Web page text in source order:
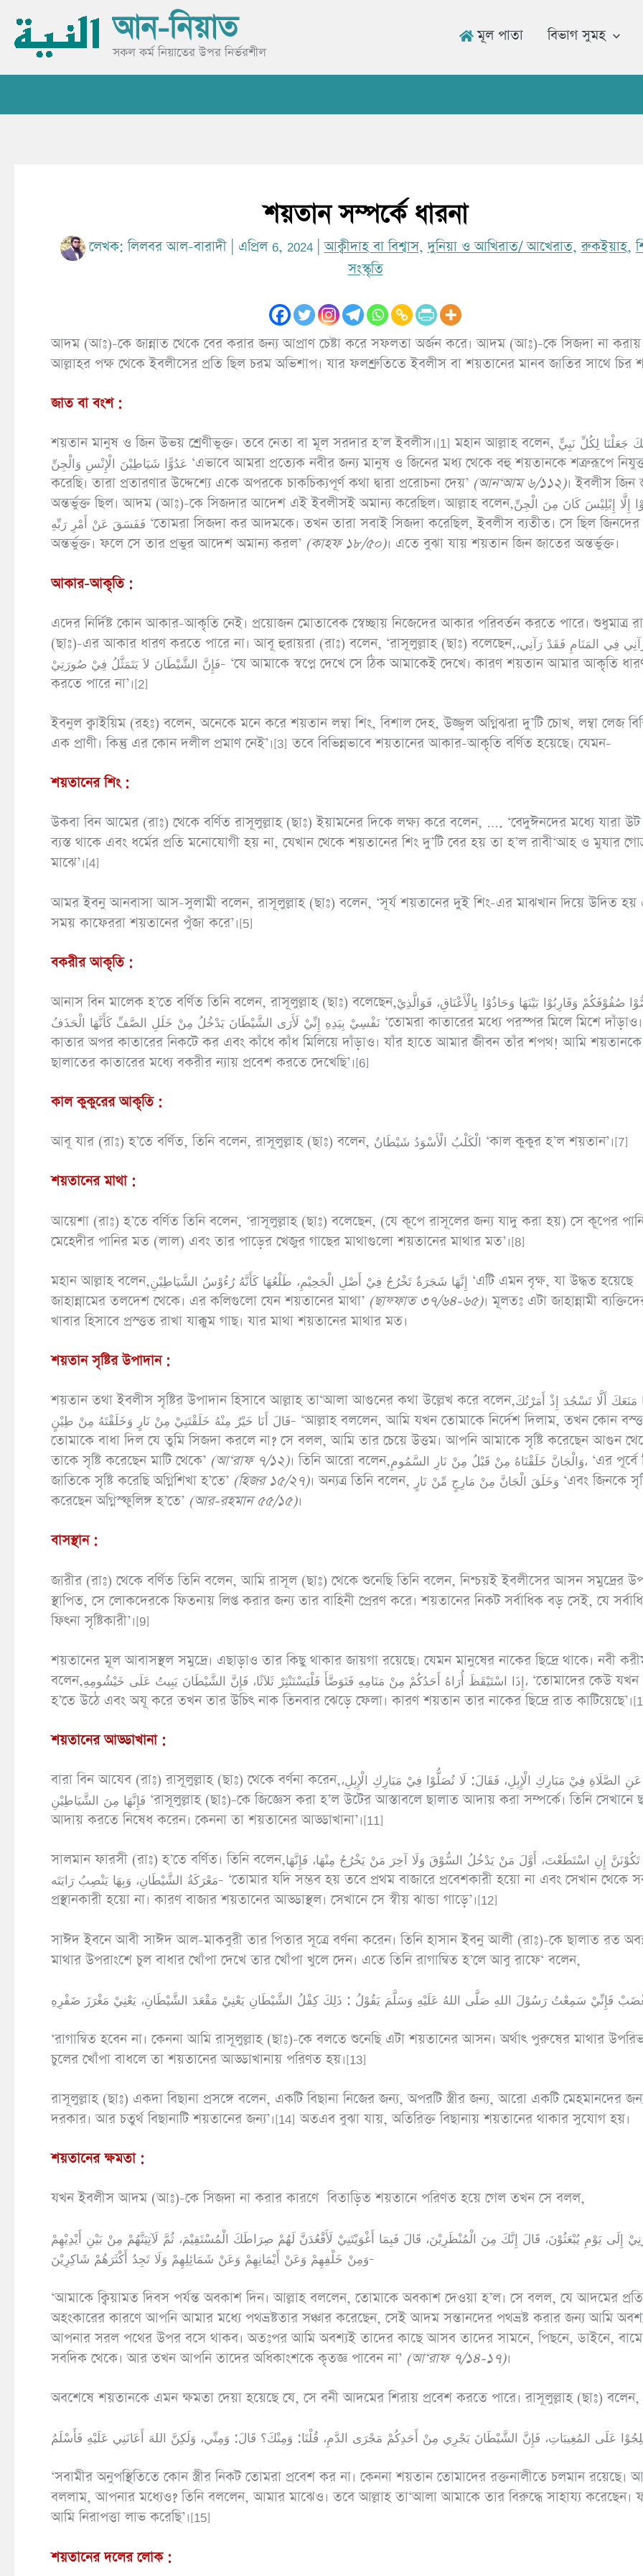
content
আন-নিয়াত
সকল কর্ম নিয়াতের উপর নির্ভরশীল
মূল পাতা বিভাগ সুমহ
শয়তান সম্পর্কে ধারনা
লেখক: লিলবর আল-বারাদী এপ্রিল 6, 2024 |আক্বীদাহ বা বিশ্বাস,দুনিয়া ও আখিরাত/ আখেরাত, রুকইয়াহ,
সংস্কৃতি
আদম (আঃ)-কে জান্নাত থেকে বের করার জন্য আপ্রাণ চেষ্টা করে সফলতা অর্জন করে। আদম (আঃ)-কে সিজদা না
আল্লাহর পক্ষ থেকে ইবলীসের প্রতি ছিল চরম অভিশাপ। যার ফলশ্রুতিতে ইবলীস বা শয়তানের মানব জাতির সাথে চির
জাত বা বংশ :
শয়তান মানুষ ও জিন উভয় শ্রেণীভুক্ত। তবে নেতা বা মূল সরদার হ’ল ইবলীস।[1] মহান আল্লাহ বলেন, وَكَذَلِكَ جَعَلْنَا لِكُلِّ نَبِيٍّ
عَدُوًّا شَيَاطِيْنَ الْإِنْسِ وَالْجِنِّ ‘এভাবে আমরা প্রত্যেক নবীর জন্য মানুষ ও জিনের মধ্য থেকে বহু শয়তানকে শত্রুরূপে নিযুক্ত
করেছি। তারা প্রতারণার উদ্দেশ্যে একে অপরকে চাকচিক্যপূর্ণ কথা দ্বারা প্ররোচনা দেয়’ (আন‘আম ৬/১১২)। ইবলীস জিন
অন্তর্ভুক্ত ছিল। আদম (আঃ)-কে সিজদার আদেশ এই ইবলীসই অমান্য করেছিল। আল্লাহ বলেন,فَسَجَدُوْا إِلَّا إِبْلِيْسَ كَانَ مِنَ الْجِنِّ
فَفَسَقَ عَنْ أَمْرِ رَبِّهِ ‘তোমরা সিজদা কর আদমকে। তখন তারা সবাই সিজদা করেছিল, ইবলীস ব্যতীত। সে ছিল জিনদের
অন্তর্ভুক্ত। ফলে সে তার প্রভুর আদেশ অমান্য করল’ (কাহফ ১৮/৫০)। এতে বুঝা যায় শয়তান জিন জাতের অন্তর্ভুক্ত।
আকার-আকৃতি :
এদের নির্দিষ্ট কোন আকার-আকৃতি নেই। প্রয়োজন মোতাবেক স্বেচ্ছায় নিজেদের আকার পরিবর্তন করতে পারে। শুধুমাত্র
(ছাঃ)-এর আকার ধারণ করতে পারে না। আবূ হুরায়রা (রাঃ) বলেন, ‘রাসূলুল্লাহ (ছাঃ) বলেছেন,وَمَنْ رَآنِي فِي المَنَامِ فَقَدْ رَآنِي،
فَإِنَّ الشَّيْطَانَ لاَ يَتَمَثَّلُ فِيْ صُورَتِيْ- ‘যে আমাকে স্বপ্নে দেখে সে ঠিক আমাকেই দেখে। কারণ শয়তান আমার আকৃতি ধারণ
করতে পারে না’।[2]
ইবনুল ক্বাইয়িম (রহঃ) বলেন, অনেকে মনে করে শয়তান লম্বা শিং, বিশাল দেহ, উজ্জ্বল অগ্নিঝরা দু’টি চোখ, লম্বা লেজ
এক প্রাণী। কিন্তু এর কোন দলীল প্রমাণ নেই’।[3] তবে বিভিন্নভাবে শয়তানের আকার-আকৃতি বর্ণিত হয়েছে। যেমন-
শয়তানের শিং :
উকবা বিন আমের (রাঃ) থেকে বর্ণিত রাসূলুল্লাহ (ছাঃ) ইয়ামনের দিকে লক্ষ্য করে বলেন, …. ‘বেদুঈনদের মধ্যে যারা উট
ব্যস্ত থাকে এবং ধর্মের প্রতি মনোযোগী হয় না, যেখান থেকে শয়তানের শিং দু’টি বের হয় তা হ’ল রাবী‘আহ ও মুযার
মাঝে’।[4]
আমর ইবনু আনবাসা আস-সুলামী বলেন, রাসূলুল্লাহ (ছাঃ) বলেন, ‘সূর্য শয়তানের দুই শিং-এর মাঝখান দিয়ে উদিত
সময় কাফেররা শয়তানের পুঁজা করে’।[5]
বকরীর আকৃতি :
আনাস বিন মালেক হ’তে বর্ণিত তিনি বলেন, রাসূলুল্লাহ (ছাঃ) বলেছেন,رُصُّوْا صُفُوْفَكُمْ وَقَارِبُوْا بَيْنَهَا وَحَاذُوْا بِالْأَعْنَاقِ، فَوَالَّذِيْ
نَفْسِيْ بِيَدِهِ إِنِّيْ لَأَرَى الشَّيْطَانَ يَدْخُلُ مِنْ خَلَلِ الصَّفِّ كَأَنَّهَا الْحَذَفُ ‘তোমরা কাতারের মধ্যে পরস্পর মিলে মিশে দাঁড়াও। এক
কাতার অপর কাতারের নিকটে কর এবং কাঁধে কাঁধ মিলিয়ে দাঁড়াও। যাঁর হাতে আমার জীবন তাঁর শপথ! আমি শয়তানকে
ছালাতের কাতারের মধ্যে বকরীর ন্যায় প্রবেশ করতে দেখেছি’।[6]
কাল কুকুরের আকৃতি :
আবূ যার (রাঃ) হ’তে বর্ণিত, তিনি বলেন, রাসূলুল্লাহ (ছাঃ) বলেন, الْكَلْبُ الْأَسْوَدُ شَيْطَانٌ ‘কাল কুকুর হ’ল শয়তান’।[7]
শয়তানের মাথা :
আয়েশা (রাঃ) হ’তে বর্ণিত তিনি বলেন, ‘রাসূলুল্লাহ (ছাঃ) বলেছেন, (যে কূপে রাসূলের জন্য যাদু করা হয়) সে কূপের
মেহেদীর পানির মত (লাল) এবং তার পাড়ের খেজুর গাছের মাথাগুলো শয়তানের মাথার মত’।[8]
মহান আল্লাহ বলেন,إِنَّهَا شَجَرَةٌ تَخْرُجُ فِيْ أَصْلِ الْجَحِيْمِ، طَلْعُهَا كَأَنَّهُ رُءُوْسُ الشَّيَاطِيْنِ ‘এটি এমন বৃক্ষ, যা উদ্ধত হয়েছে
জাহান্নামের তলদেশ থেকে। এর কলিগুলো যেন শয়তানের মাথা’ (ছাফ্ফাত ৩৭/৬৪-৬৫)। মূলতঃ এটা জাহান্নামী
খাবার হিসাবে প্রস্ত্তত রাখা যাক্কুম গাছ। যার মাথা শয়তানের মাথার মত।
শয়তান সৃষ্টির উপাদান :
শয়তান তথা ইবলীস সৃষ্টির উপাদান হিসাবে আল্লাহ তা‘আলা আগুনের কথা উল্লেখ করে বলেন,قَالَ مَا مَنَعَكَ أَلَّا تَسْجُدَ إِذْ أَمَرْتُكَ
قَالَ أَنَا خَيْرٌ مِنْهُ خَلَقْتَنِيْ مِنْ نَارٍ وَخَلَقْتَهُ مِنْ طِيْنٍ- ‘আল্লাহ বললেন, আমি যখন তোমাকে নির্দেশ দিলাম, তখন কোন বস্ত্ত
তোমাকে বাধা দিল যে তুমি সিজদা করলে না? সে বলল, আমি তার চেয়ে উত্তম। আপনি আমাকে সৃষ্টি করেছেন আগুন
তাকে সৃষ্টি করেছেন মাটি থেকে’ (আ‘রাফ ৭/১২)। তিনি আরো বলেন,وَالْجَانَّ خَلَقْنَاهُ مِنْ قَبْلُ مِنْ نَارِ السَّمُومِ، ‘এর পূর্বে জিন
জাতিকে সৃষ্টি করেছি অগ্নিশিখা হ’তে’ (হিজর ১৫/২৭)। অন্যত্র তিনি বলেন, وَخَلَقَ الْجَانَّ مِنْ مَارِجٍ مِّنْ نَارٍ ‘এবং জিনকে সৃষ্টি
করেছেন অগ্নিস্ফুলিঙ্গ হ’তে’ (আর-রহমান ৫৫/১৫)।
বাসস্থান :
জারীর (রাঃ) থেকে বর্ণিত তিনি বলেন, আমি রাসূল (ছাঃ) থেকে শুনেছি তিনি বলেন, নিশ্চয়ই ইবলীসের আসন সমুদ্রের
স্থাপিত, সে লোকদেরকে ফিতনায় লিপ্ত করার জন্য তার বাহিনী প্রেরণ করে। শয়তানের নিকট সর্বাধিক বড় সেই, যে
ফিৎনা সৃষ্টিকারী’।[9]
শয়তানের মূল আবাসস্থল সমুদ্রে। এছাড়াও তার কিছু থাকার জায়গা রয়েছে। যেমন মানুষের নাকের ছিদ্রে থাকে। নবী
বলেন,إِذَا اسْتَيْقَظَ أُرَاهُ أَحَدُكُمْ مِنْ مَنَامِهِ فَتَوَضَّأَ فَلْيَسْتَنْثِرْ ثَلاَثًا، فَإِنَّ الشَّيْطَانَ يَبِيتُ عَلَى خَيْشُومِهِ، ‘তোমাদের কেউ যখন ঘুম
হ’তে উঠে এবং অযূ করে তখন তার উচিৎ নাক তিনবার ঝেড়ে ফেলা। কারণ শয়তান তার নাকের ছিদ্রে রাত
শয়তানের আড্ডাখানা :
বারা বিন আযেব (রাঃ) রাসূলুল্লাহ (ছাঃ) থেকে বর্ণনা করেন,وَسُئِلَ عَنِ الصَّلَاةِ فِيْ مَبَارِكِ الْإِبِلِ، فَقَالَ: لَا تُصَلُّوْا فِيْ مَبَارِكِ الْإِبِلِ،
فَإِنَّهَا مِنَ الشَّيَاطِيْنِ ‘রাসূলুল্লাহ (ছাঃ)-কে জিজ্ঞেস করা হ’ল উটের আস্তাবলে ছালাত আদায় করা সম্পর্কে। তিনি সেখানে ছালাত
আদায় করতে নিষেধ করেন। কেননা তা শয়তানের আড্ডাখানা’।[11]
সালমান ফারসী (রাঃ) হ’তে বর্ণিত। তিনি বলেন,لَا تَكُوْنَنَّ إِنِ اسْتَطَعْتَ، أَوَّلَ مَنْ يَدْخُلُ السُّوْقَ وَلَا آخِرَ مَنْ يَخْرُجُ مِنْهَا، فَإِنَّهَا
مَعْرَكَةُ الشَّيْطَانِ، وَبِهَا يَنْصِبُ رَايَتَه- ‘তোমার যদি সম্ভব হয় তবে প্রথম বাজারে প্রবেশকারী হয়ো না এবং সেখান থেকে সর্বশেষ
প্রস্থানকারী হয়ো না। কারণ বাজার শয়তানের আড্ডাস্থল। সেখানে সে স্বীয় ঝান্ডা গাড়ে’।[12]
সাঈদ ইবনে আবী সাঈদ আল-মাকবুরী তার পিতার সূত্রে বর্ণনা করেন। তিনি হাসান ইবনু আলী (রাঃ)-কে ছালাত রত
মাথার উপরাংশে চুল বাধার খোঁপা দেখে তার খোঁপা খুলে দেন। এতে তিনি রাগান্বিত হ’লে আবু রাফে‘ বলেন,
‘রাগান্বিত হবেন না। কেননা আমি রাসূলুল্লাহ (ছাঃ)-কে বলতে শুনেছি এটা শয়তানের আসন। অর্থাৎ পুরুষের মাথার
চুলের খোঁপা বাধলে তা শয়তানের আড্ডাখানায় পরিণত হয়।[13]
রাসূলুল্লাহ (ছাঃ) একদা বিছানা প্রসঙ্গে বলেন, একটি বিছানা নিজের জন্য, অপরটি স্ত্রীর জন্য, আরো একটি মেহমানদের
দরকার। আর চতুর্থ বিছানাটি শয়তানের জন্য’।[14] অতএব বুঝা যায়, অতিরিক্ত বিছানায় শয়তানের থাকার সুযোগ হয়।
শয়তানের ক্ষমতা :
যখন ইবলীস আদম (আঃ)-কে সিজদা না করার কারণে বিতাড়িত শয়তানে পরিণত হয়ে গেল তখন সে বলল,
إِلَى يَوْمِ يُبْعَثُوْنَ، قَالَ إِنَّكَ مِنَ الْمُنْظَرِيْنَ، قَالَ فَبِمَا أَغْوَيْتَنِيْ لَأَقْعُدَنَّ لَهُمْ صِرَاطَكَ الْمُسْتَقِيْمَ، ثُمَّ لَآتِيَنَّهُمْ مِنْ بَيْنِ أَيْدِيْهِمْ
وَمِنْ خَلْفِهِمْ وَعَنْ أَيْمَانِهِمْ وَعَنْ شَمَائِلِهِمْ وَلَا تَجِدُ أَكْثَرَهُمْ شَاكِرِيْنَ-
‘আমাকে ক্বিয়ামত দিবস পর্যন্ত অবকাশ দিন। আল্লাহ বললেন, তোমাকে অবকাশ দেওয়া হ’ল। সে বলল, যে আদমের প্রতি
অহংকারের কারণে আপনি আমার মধ্যে পথভ্রষ্টতার সঞ্চার করেছেন, সেই আদম সন্তানদের পথভ্রষ্ট করার জন্য আমি
আপনার সরল পথের উপর বসে থাকব। অতঃপর আমি অবশ্যই তাদের কাছে আসব তাদের সামনে, পিছনে, ডাইনে, বামে
সবদিক থেকে। আর তখন আপনি তাদের অধিকাংশকে কৃতজ্ঞ পাবেন না’ (আ‘রাফ ৭/১৪-১৭)।
অবশেষে শয়তানকে এমন ক্ষমতা দেয়া হয়েছে যে, সে বনী আদমের শিরায় প্রবেশ করতে পারে। রাসূলুল্লাহ (ছাঃ) বলেন,
‘সবামীর অনুপস্থিতিতে কোন স্ত্রীর নিকট তোমরা প্রবেশ কর না। কেননা শয়তান তোমাদের রক্তনালীতে চলমান রয়েছে।
বললাম, আপনার মধ্যেও? তিনি বললেন, আমার মাঝেও। তবে আল্লাহ তা‘আলা আমাকে তার বিরুদ্ধে সাহায্য করেছেন।
আমি নিরাপত্তা লাভ করেছি’।[15]
শয়তানের দলের লোক :
বর্ণিত, নবী সাল্লাল্লাহু
আলাইহি ওয়াসাল্লাম
বলেছেনঃ তোমরা (দ্বীনের
ব্যাপারে) সহজ পন্থা
অবলম্বন কর, কঠিন পন্থা
(৬১২৫; মুসলিম ৩২/৩
হাঃ ১৭৩৪, আহমাদ
১৩১৭৪)
রামাযান ও ছিয়াম